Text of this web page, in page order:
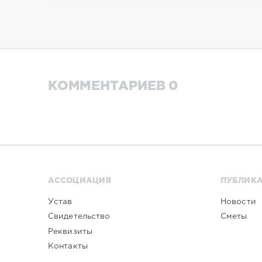
КОММЕНТАРИЕВ 0
АССОЦИАЦИЯ
Устав
Свидетельство
Реквизиты
Контакты
Новости
Сметы